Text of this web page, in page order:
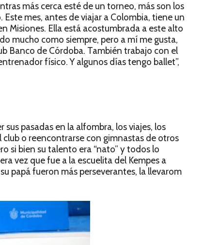
más cerca esté de un torneo, más son los
mes, antes de viajar a Colombia, tiene un
Misiones. Ella está acostumbrada a este alto
mucho como siempre, pero a mí me gusta,
Banco de Córdoba. También trabajo con el
físico. Y algunos días tengo ballet”,
sus pasadas en la alfombra, los viajes, los
o reencontrarse con gimnastas de otros
si bien su talento era “nato” y todos lo
vez que fue a la escuelita del Kempes a
papá fueron más perseverantes, la llevarom